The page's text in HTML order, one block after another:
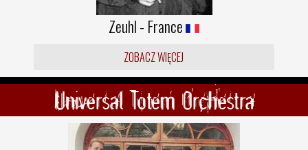
Zeuhl - France
ZOBACZ WIĘCEJ
Universal Totem Orchestra